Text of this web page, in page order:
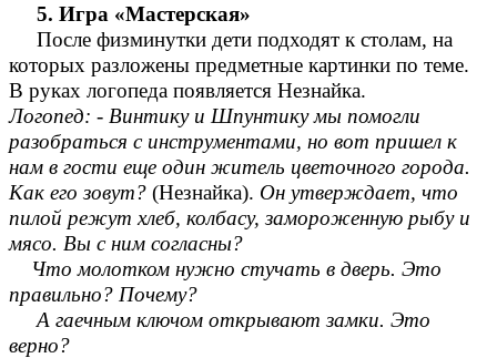
5. Игра «Мастерская»
После физминутки дети подходят к столам, на
которых разложены предметные картинки по теме.
В руках логопеда появляется Незнайка.
Логопед: - Винтику и Шпунтику мы помогли
разобраться с инструментами, но вот пришел к
нам в гости еще один житель цветочного города.
Как его зовут? (Незнайка). Он утверждает, что
пилой режут хлеб, колбасу, замороженную рыбу и
мясо. Вы с ним согласны?
Что молотком нужно стучать в дверь. Это
правильно? Почему?
А гаечным ключом открывают замки. Это
верно?